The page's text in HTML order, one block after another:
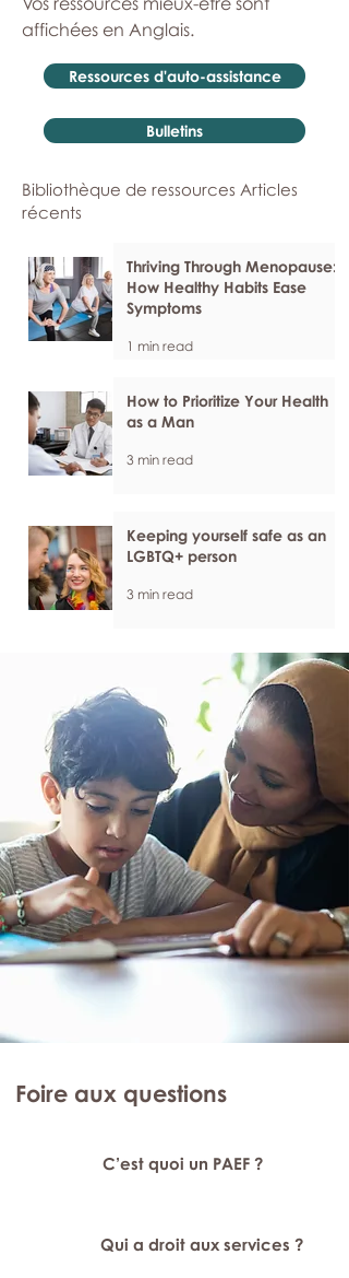
affichées en Anglais.
Ressources d'auto-assistance
Bulletins
Bibliothèque de ressources Articles
récents
Thriving Through Menopause:
How Healthy Habits Ease
Symptoms
1 min read
How to Prioritize Your Health
as a Man
3 min read
Keeping yourself safe as an
LGBTQ+ person
3 min read
Foire aux questions
C’est quoi un PAEF ?
Qui a droit aux services ?